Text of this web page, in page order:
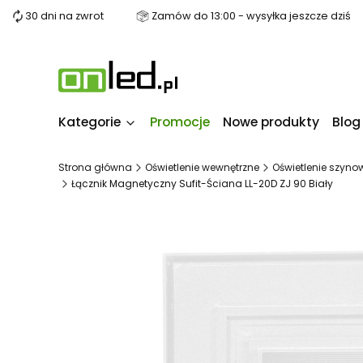
30 dni na zwrot Zamów do 13:00 - wysyłka jeszcze dziś
Kategorie Promocje Nowe produkty Blog
Strona główna Oświetlenie wewnętrzne
Oświetlenie
Łącznik Magnetyczny Sufit-Ściana LL-20D ZJ 90 Biały